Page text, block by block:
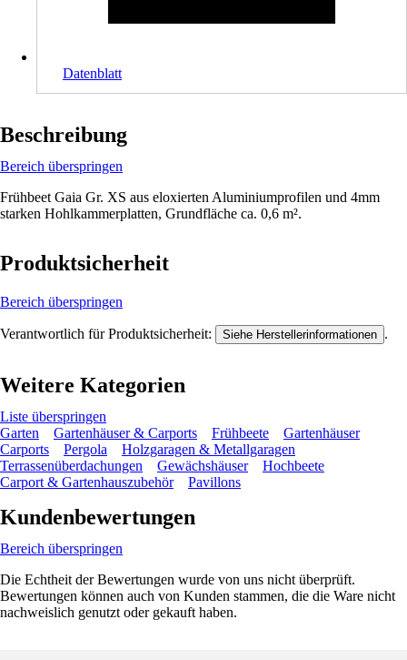
Datenblatt
Beschreibung
Bereich überspringen
Frühbeet Gaia Gr. XS aus eloxierten Aluminiumprofilen und 4mm
starken Hohlkammerplatten, Grundfläche ca. 0,6 m².
Produktsicherheit
Bereich überspringen
Verantwortlich für Produktsicherheit: Siehe Herstellerinformationen .
Weitere Kategorien
Liste überspringen
Garten
Gartenhäuser & Carports Frühbeete
Gartenhäuser
Carports
Pergola
Holzgaragen & Metallgaragen
Terrassenüberdachungen
Gewächshäuser
Hochbeete
Carport & Gartenhauszubehör
Pavillons
Kundenbewertungen
Bereich überspringen
Die Echtheit der Bewertungen wurde von uns nicht überprüft.
Bewertungen können auch von Kunden stammen, die die Ware nicht
nachweislich genutzt oder gekauft haben.